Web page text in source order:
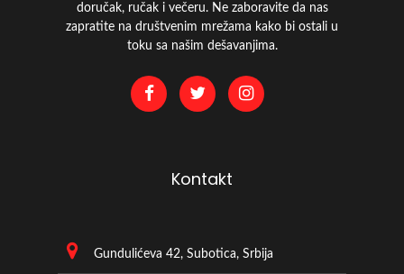
doručak, ručak i večeru. Ne zaboravite da nas
zapratite na društvenim mrežama kako bi ostali u
toku sa našim dešavanjima.
Kontakt
Gundulićeva 42, Subotica, Srbija